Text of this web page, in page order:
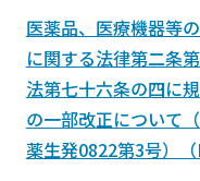
医薬品、医療機器等
に関する法律第二条
法第七十六条の四に
の一部改正について
薬生発0822第3号）（